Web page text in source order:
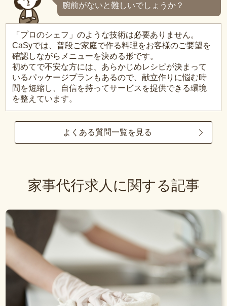
腕前がないと難しいでしょうか？
「プロのシェフ」のような技術は必要ありません。
CaSyでは、普段ご家庭で作る料理をお客様のご要望を
確認しながらメニューを決める形です。
初めてで不安な方には、あらかじめレシピが決まって
いるパッケージプランもあるので、献立作りに悩む時
間を短縮し、自信を持ってサービスを提供できる環境
を整えています。
よくある質問一覧を見る
家事代行求人に関する記事